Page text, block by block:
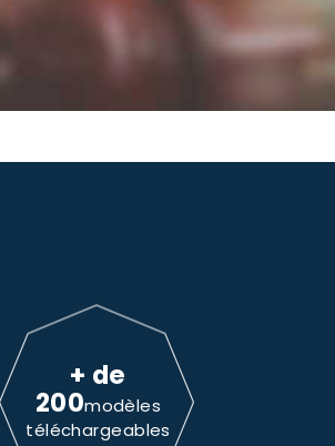
+ de
200modèles
téléchargeables